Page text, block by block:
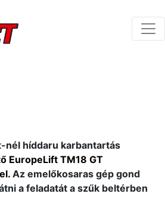
nél híddaru karbantartás
EuropeLift TM18 GT
Az emelőkosaras gép gond
a feladatát a szűk beltérben